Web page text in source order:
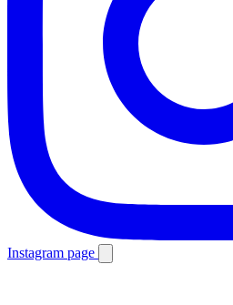
Instagram page